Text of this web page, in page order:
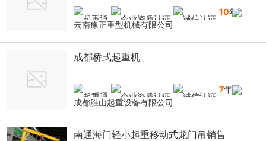
10年
云南豫正重型机械有限公司
成都桥式起重机
7年
成都胜山起重设备有限公司
南通海门轻小起重移动式龙门吊销售